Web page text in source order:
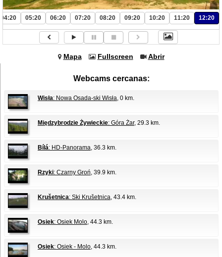
04:20 05:20 06:20 07:20 08:20 09:20 10:20 11:20 12:20
Mapa Fullscreen Abrir
Webcams cercanas:
Wisła: Nowa Osada-ski Wisła, 0 km.
Międzybrodzie Żywieckie: Góra Żar, 29.3 km.
Bílá: HD-Panorama, 36.3 km.
Rzyki: Czarny Groń, 39.9 km.
Krušetnica: Ski Krušetnica, 43.4 km.
Osiek: Osiek Molo, 44.3 km.
Osiek: Osiek - Molo, 44.3 km.